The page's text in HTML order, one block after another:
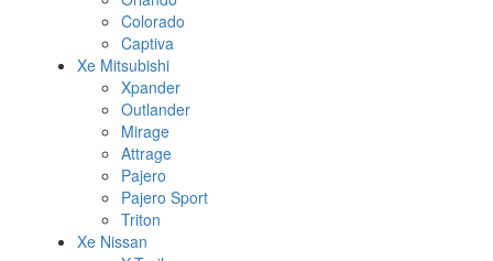
Colorado
Captiva
Xe Mitsubishi
Xpander
Outlander
Mirage
Attrage
Pajero
Pajero Sport
Triton
Xe Nissan